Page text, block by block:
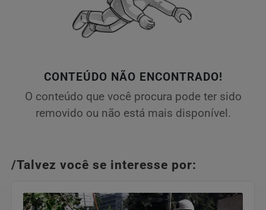
CONTEÚDO NÃO ENCONTRADO!
O conteúdo que você procura pode ter sido
removido ou não está mais disponível.
/Talvez você se interesse por: